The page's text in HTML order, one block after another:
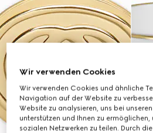
Wir verwenden Cookies
Wir verwenden Cookies und ähnliche
Navigation auf der Website zu
Website zu analysieren, uns bei
unterstützen und Ihnen zu ermöglichen,
sozialen Netzwerken zu teilen. Durch